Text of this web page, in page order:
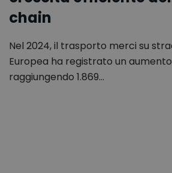
chain
Nel 2024, il trasporto merci su
Europea ha registrato un aumento
raggiungendo 1.869…